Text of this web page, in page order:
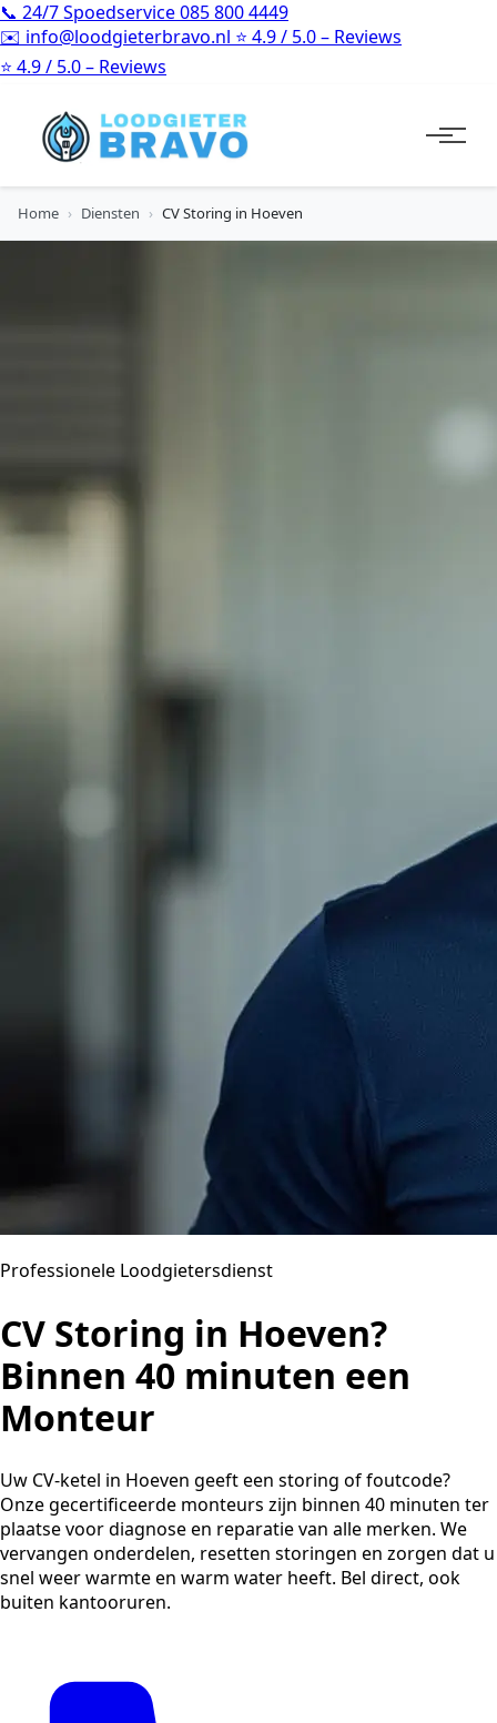
📞 24/7 Spoedservice085 800 4449
✉️ info@loodgieterbravo.nl ⭐ 4.9 / 5.0 – Reviews
⭐ 4.9 / 5.0 – Reviews
Home › Diensten › CV Storing in Hoeven
Professionele Loodgietersdienst
CV Storing in Hoeven?
Binnen 40 minuten een
Monteur
Uw CV-ketel in Hoeven geeft een storing of foutcode?
Onze gecertificeerde monteurs zijn binnen 40 minuten ter
plaatse voor diagnose en reparatie van alle merken. We
vervangen onderdelen, resetten storingen en zorgen dat u
snel weer warmte en warm water heeft. Bel direct, ook
buiten kantooruren.